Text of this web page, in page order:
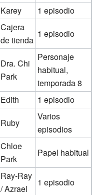
Karey
1 episodio
Cajera
de tienda
1 episodio
Dra. Chi
Park
Personaje
habitual,
temporada 8
Edith
1 episodio
Ruby
Varios
episodios
Chloe
Park
Papel habitual
Ray-Ray
/ Azrael
1 episodio